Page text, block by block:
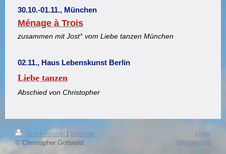
30.10.-01.11., München
Ménage à Trois
zusammen mit Jost° vom Liebe tanzen München
02.11., Haus Lebenskunst Berlin
Liebe tanzen
Abschied von Christopher
Druckversion
Sitemap
© Christopher Gottwald
Login
Webansicht